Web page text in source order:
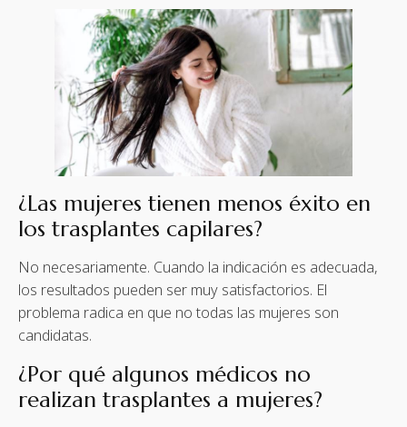
¿Las mujeres tienen menos éxito en
los trasplantes capilares?
No necesariamente. Cuando la indicación es adecuada,
los resultados pueden ser muy satisfactorios. El
problema radica en que no todas las mujeres son
candidatas.
¿Por qué algunos médicos no
realizan trasplantes a mujeres?